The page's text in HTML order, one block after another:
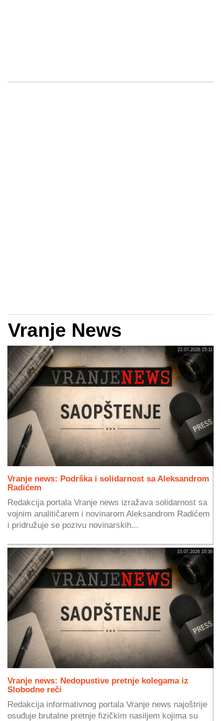
Vranje News
22.07.2026 15:11
Vranje news: Podrška i solidarnost sa Aleksandrom
Radićem
Redakcija portala Vranje news izražava solidarnost sa
vojnim analitičarem i novinarom Aleksandrom Radićem
i pridružuje se pozivu novinarskih...
10.07.2026 10:36
Vranje news: Nedopustive pretnje kolegama iz
Slobodne reči
Redakcija informativnog portala Vranje news najoštrije
osuđuje brutalne pretnje fizičkim nasiljem kojima su